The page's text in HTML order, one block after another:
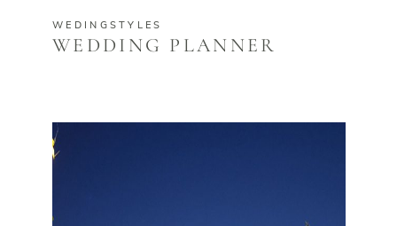
WEDINGSTYLES
WEDDING PLANNER